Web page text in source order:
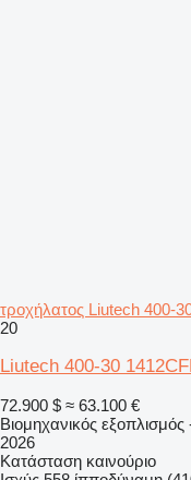
τροχήλατος Liutech 400-
20
Liutech 400-30
72.900 $ ≈ 63.100 €
Βιομηχανικός
2026
Κατάσταση καινούριο